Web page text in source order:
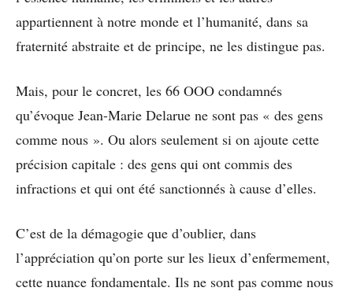
appartiennent à notre monde et l’humanité, dans sa
fraternité abstraite et de principe, ne les distingue pas.
Mais, pour le concret, les 66 OOO condamnés
qu’évoque Jean-Marie Delarue ne sont pas « des gens
comme nous ». Ou alors seulement si on ajoute cette
précision capitale : des gens qui ont commis des
infractions et qui ont été sanctionnés à cause d’elles.
C’est de la démagogie que d’oublier, dans
l’appréciation qu’on porte sur les lieux d’enfermement,
cette nuance fondamentale. Ils ne sont pas comme nous